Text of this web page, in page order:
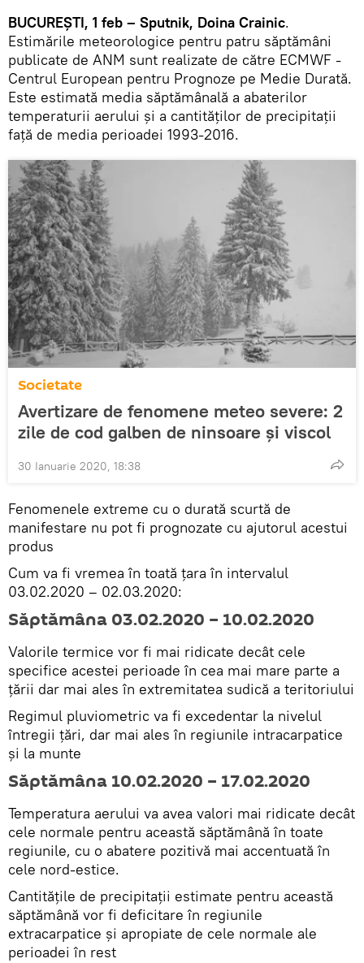
BUCUREŞTI, 1 feb – Sputnik, Doina Crainic.
Estimările meteorologice pentru patru săptămâni
publicate de ANM sunt realizate de către ECMWF -
Centrul European pentru Prognoze pe Medie Durată.
Este estimată media săptămânală a abaterilor
temperaturii aerului și a cantităților de precipitații
față de media perioadei 1993-2016.
Societate
Avertizare de fenomene meteo severe: 2
zile de cod galben de ninsoare şi viscol
30 Ianuarie 2020, 18:38
Fenomenele extreme cu o durată scurtă de
manifestare nu pot fi prognozate cu ajutorul acestui
produs
Cum va fi vremea în toată ţara în intervalul
03.02.2020 – 02.03.2020:
Săptămâna 03.02.2020 – 10.02.2020
Valorile termice vor fi mai ridicate decât cele
specifice acestei perioade în cea mai mare parte a
țării dar mai ales în extremitatea sudică a teritoriului
Regimul pluviometric va fi excedentar la nivelul
întregii țări, dar mai ales în regiunile intracarpatice
și la munte
Săptămâna 10.02.2020 – 17.02.2020
Temperatura aerului va avea valori mai ridicate decât
cele normale pentru această săptămână în toate
regiunile, cu o abatere pozitivă mai accentuată în
cele nord-estice.
Cantitățile de precipitații estimate pentru această
săptămână vor fi deficitare în regiunile
extracarpatice și apropiate de cele normale ale
perioadei în rest